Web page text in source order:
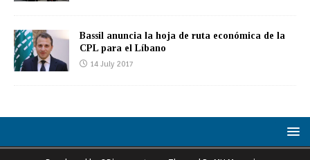
Bassil anuncia la hoja de ruta económica de la
CPL para el Líbano
14 July 2017